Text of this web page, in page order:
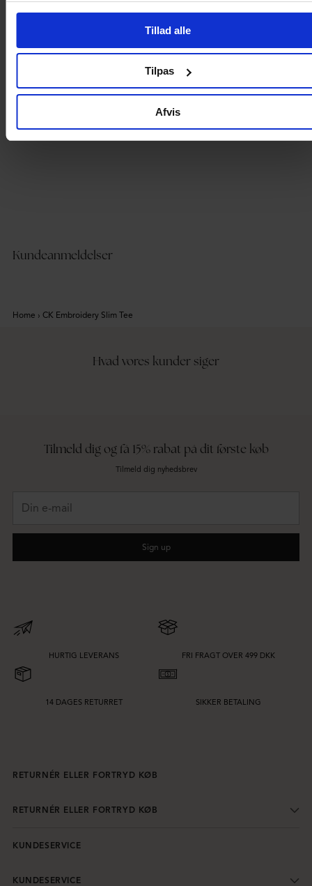
Tillad alle
Tilpas
Afvis
Kundeanmeldelser
Home › CK Embroidery Slim Tee
Hvad vores kunder siger
Tilmeld dig og få 15% rabat på dit første køb
Tilmeld dig nyhedsbrev
Sign up
HURTIG LEVERANS FRI FRAGT OVER 499 DKK
14 DAGES RETURRET SIKKER BETALING
RETURNÉR ELLER FORTRYD KØB
RETURNÉR ELLER FORTRYD KØB
KUNDESERVICE
KUNDESERVICE